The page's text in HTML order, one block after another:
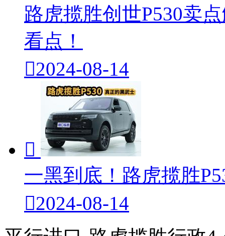
路虎揽胜创世P530卖
看点！
2024-08-14

一黑到底！路虎揽胜
2024-08-14